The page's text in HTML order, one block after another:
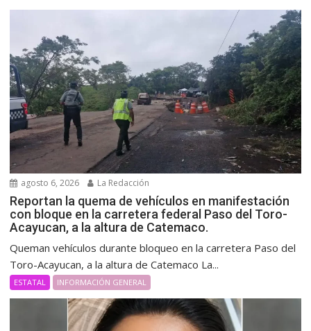
agosto 6, 2026 La Redacción
Reportan la quema de vehículos en manifestación
con bloque en la carretera federal Paso del Toro-
Acayucan, a la altura de Catemaco.
Queman vehículos durante bloqueo en la carretera Paso del
Toro-Acayucan, a la altura de Catemaco La...
ESTATAL INFORMACIÓN GENERAL